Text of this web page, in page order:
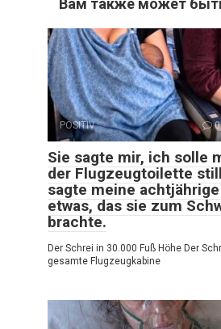
Вам также может
POSITIV 0
Sie sagte mir, ich solle
der Flugzeugtoilette
sagte meine
etwas, das sie zum
brachte.
Der Schrei in 30.000 Fuß Höhe Der
gesamte Flugzeugkabine